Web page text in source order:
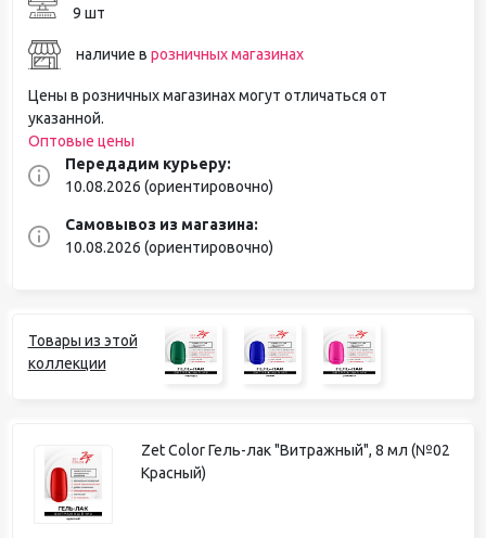
9 шт
наличие в розничных магазинах
Цены в розничных магазинах могут отличаться от
указанной.
Оптовые цены
Передадим курьеру:
10.08.2026 (ориентировочно)
Самовывоз из магазина:
10.08.2026 (ориентировочно)
Товары из этой
коллекции
Zet Color Гель-лак "Витражный", 8 мл (№02
Красный)